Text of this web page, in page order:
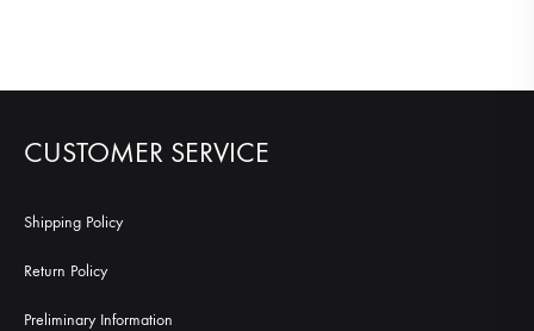
CUSTOMER SERVICE
Shipping Policy
Return Policy
Preliminary Information